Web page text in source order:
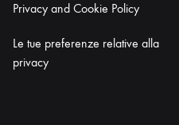
Privacy and Cookie Policy
Le tue preferenze relative alla
privacy